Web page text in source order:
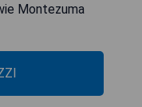
Montezuma